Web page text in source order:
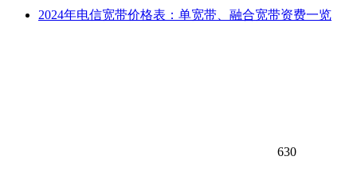
2024年电信宽带价格表：单宽带、融合宽带资费一览
630